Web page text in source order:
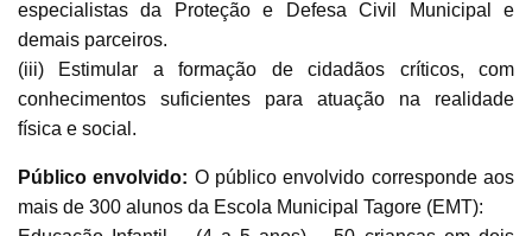
especialistas da Proteção e Defesa Civil Municipal e
demais parceiros.
(iii) Estimular a formação de cidadãos críticos, com
conhecimentos suficientes para atuação na realidade
física e social.
Público envolvido: O público envolvido corresponde aos
mais de 300 alunos da Escola Municipal Tagore (EMT):